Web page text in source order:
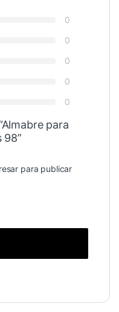
0
0
0
0
0
para
98”
para publicar